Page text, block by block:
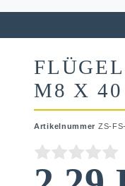
M8 X
Artikelnummer ZS-